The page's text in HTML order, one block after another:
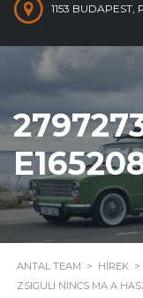
1153 BUDAPEST,
ANTAL TEAM > HÍREK >
ZSIGULI NINCS MA A